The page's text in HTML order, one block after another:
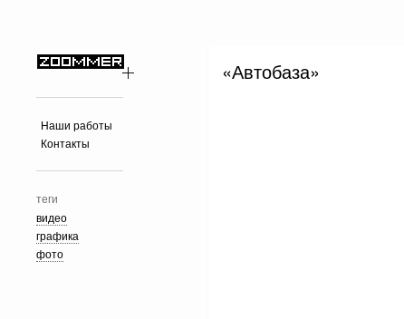
Наши работы
Контакты
теги
видео
графика
фото
«Автобаза»